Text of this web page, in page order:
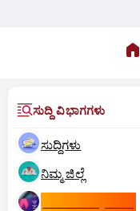
ಸುದ್ದಿ ವಿಭಾಗಗಳು
ಸುದ್ದಿಗಳು
ನಿಮ್ಮ ಜಿಲ್ಲೆ